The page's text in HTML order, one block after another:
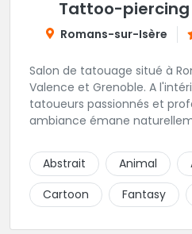
Tattoo-
Romans-sur-Isère
Salon de tatouage situé à
Valence et Grenoble. A
tatoueurs passionnés et
ambiance émane
Abstrait
Animal
Cartoon
Fantasy